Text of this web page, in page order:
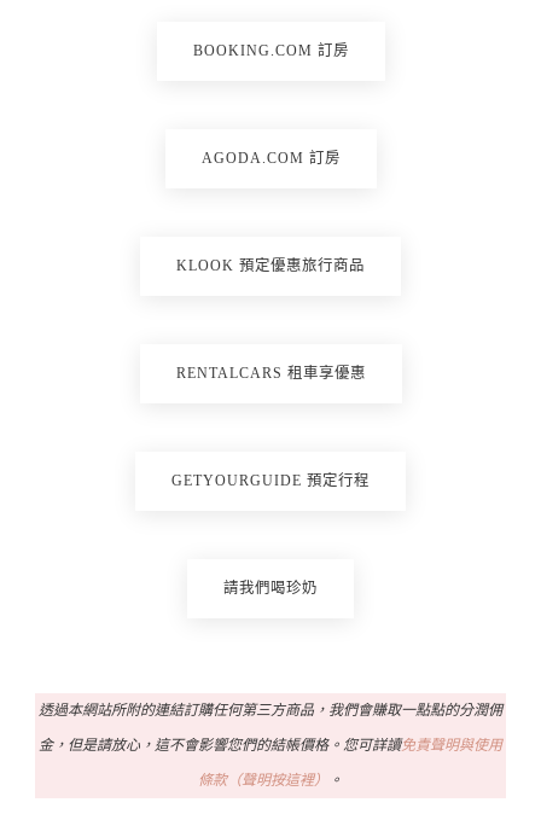
BOOKING.COM 訂房
AGODA.COM 訂房
KLOOK 預定優惠旅行商品
RENTALCARS 租車享優惠
GETYOURGUIDE 預定行程
請我們喝珍奶
透過本網站所附的連結訂購任何第三方商品，我們會賺取一點點的分潤佣
金，但是請放心，這不會影響您們的結帳價格。您可詳讀免責聲明與使用
條款（聲明按這裡） 。